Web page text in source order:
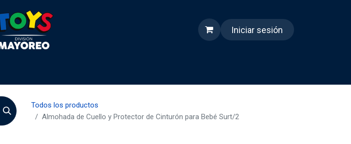
Iniciar sesión
Todos los productos
Almohada de Cuello y Protector de Cinturón para Bebé Surt/2